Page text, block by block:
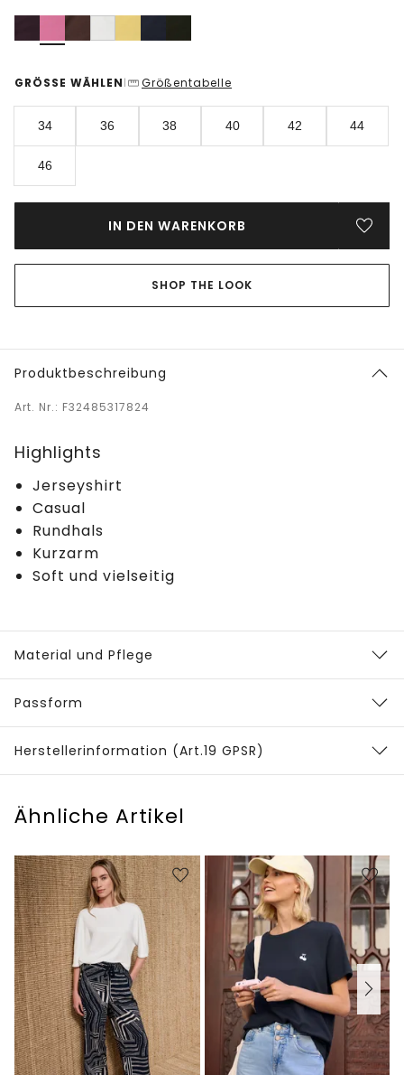
GRÖSSE WÄHLEN | Größentabelle
34 36 38 40 42 44
46
IN DEN WARENKORB
SHOP THE LOOK
Produktbeschreibung
Art. Nr.: F32485317824
Highlights
Jerseyshirt
Casual
Rundhals
Kurzarm
Soft und vielseitig
Material und Pflege
Passform
Herstellerinformation (Art.19 GPSR)
Ähnliche Artikel